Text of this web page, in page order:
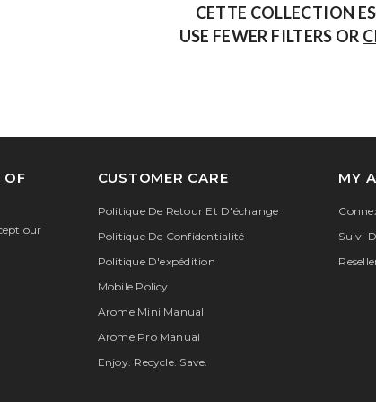
CETTE COLLECTION
USE FEWER FILTERS OR
OF
our
CUSTOMER CARE
Politique De Retour Et D'échange
Politique De Confidentialité
Politique D'expédition
Mobile Policy
Arome Mini Manual
Arome Pro Manual
Enjoy. Recycle. Save.
MY
Suivi